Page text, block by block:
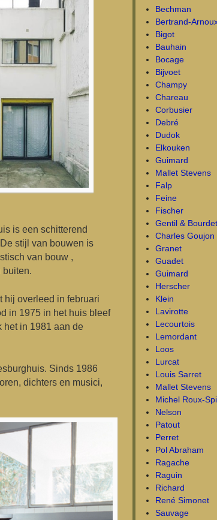
is een schitterend
stijl van bouwen is
van bouw ,
buiten.
hij overleed in februari
in 1975 in het huis bleef
het in 1981 aan de
Sinds 1986
dichters en musici,
Bechman
Bertrand-
Bigot
Bauhain
Bocage
Bijvoet
Champy
Chareau
Corbusier
Debré
Dudok
Elkouken
Guimard
Mallet Stevens
Falp
Feine
Fischer
Gentil & Bourdet
Charles Goujon
Granet
Guadet
Guimard
Herscher
Klein
Lavirotte
Lecourtois
Lemordant
Loos
Lurcat
Louis Sarret
Mallet Stevens
Michel Roux-
Nelson
Patout
Perret
Pol Abraham
Ragache
Raguin
Richard
René Simonet
Sauvage